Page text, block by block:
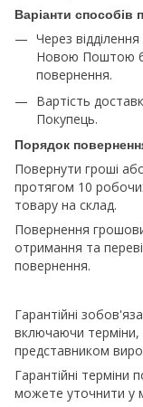
Варіанти способів
Через
Новою Поштою
повернення.
Вартість
Покупець.
Порядок
Повернути гроші
протягом 10
товару на склад.
Повернення
отримання та
повернення.
Гарантійні
включаючи
представником
Гарантійні терміни
можете уточнити у